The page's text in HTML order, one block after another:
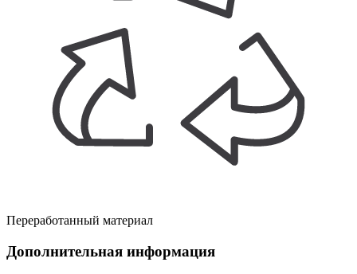
Переработанный материал
Дополнительная информация